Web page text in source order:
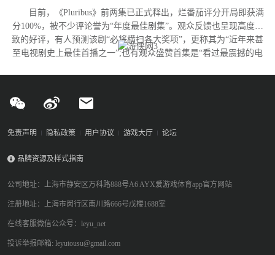
目前，《Pluribus》前两集已正式释出，烂番茄评分开局即获满
分100%，被不少评论誉为“年度最佳剧集”。观众反馈也呈现高度一
致的好评，有人预测该剧“必将横扫各大奖项”，更称其为“近年来甚
至电视剧史上最佳首播之一”;也有观众盛赞首集是“看过最震撼的电
免责声明 隐私政策 用户协议 游戏大厅 论坛
品牌资源及样式指南
公司地址：上海市静安区万科路888号A6 AYX爱游戏体育app官方网站
注册地址：上海市闵行区南川路666号戊楼1688室
在线客服微信公众号：leyu_net
投诉举报邮箱: leyutousu@gmail.com